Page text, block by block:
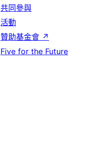
共同參與
活動
贊助基金會 ↗
Five for the Future